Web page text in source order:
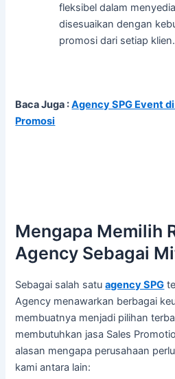
fleksibel dalam
disesuaikan dengan
promosi dari setiap klien.
Baca Juga :Agency SPG Event
Promosi
Mengapa Memilih
Agency Sebagai
Sebagai salah satuagency SPG
Agency menawarkan berbagai
membuatnya menjadi pilihan
membutuhkan jasa Sales
alasan mengapa perusahaan
kami antara lain: